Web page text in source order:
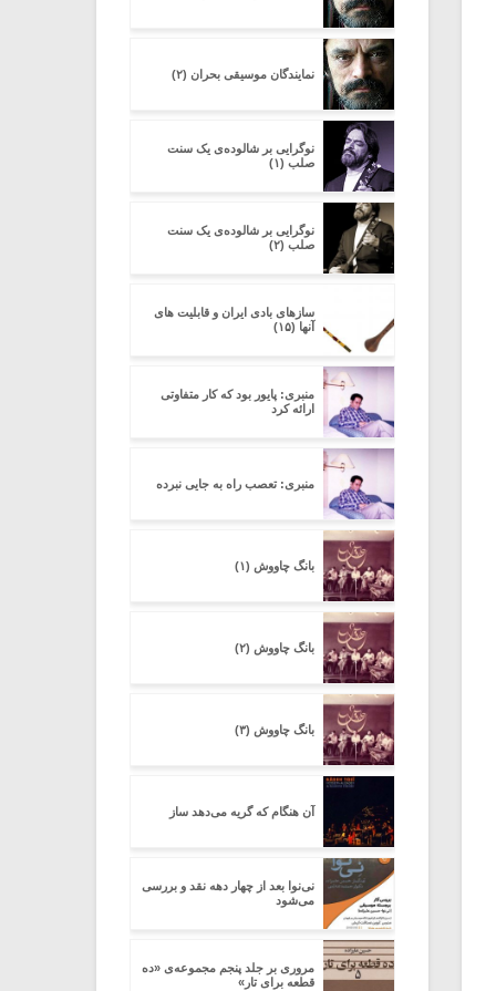
نمایندگان موسیقی بحران (۲)
نوگرایی بر شالوده‌ی یک سنت
صلب (۱)
نوگرایی بر شالوده‌ی یک سنت
صلب (۲)
سازهای بادی ایران و قابلیت های
آنها (۱۵)
منبری: پایور بود که کار متفاوتی
ارائه کرد
منبری: تعصب راه به جایی نبرده
بانگ چاووش (۱)
بانگ چاووش (۲)
بانگ چاووش (۳)
آن هنگام که گریه می‌دهد ساز
نی‌نوا بعد از چهار دهه نقد و بررسی
می‌شود
مروری بر جلد پنجم مجموعه‌ی «ده
قطعه برای تار»